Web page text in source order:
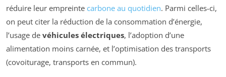
réduire leur empreinte carbone au quotidien. Parmi celles-ci,
on peut citer la réduction de la consommation d’énergie,
l’usage de véhicules électriques, l’adoption d’une
alimentation moins carnée, et l’optimisation des transports
(covoiturage, transports en commun).